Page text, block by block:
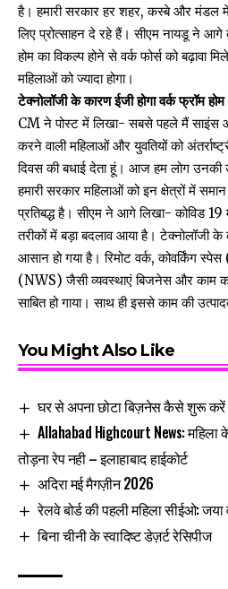
है। हमारी सरकार हर शहर, कस्बे और
लिए प्रोत्साहन दे रहे हैं। सीएम नायडू ने आगे
होम का विकल्प होने से वर्क फोर्स को बढ़ावा
महिलाओं को ज्यादा होगा।
टेक्नोलॉजी के कारण ईजी होगा वर्क फ्रॉम होम
CM ने पोस्ट में लिखा- सबसे पहले मैं साइंस
करने वाली महिलाओं और युवतियों को
दिवस की बधाई देता हूं। आज हम लोग उनकी
हमारी सरकार महिलाओं को इन क्षेत्रों में
प्रतिबद्ध है। सीएम ने आगे लिखा- कोविड 19
तरीकों में बड़ा बदलाव आया है। टेक्नोलॉजी के
आसान हो गया है। रिमोट वर्क, कोवर्किंग
(NWS) जैसी व्यवस्थाएं बिजनेस और काम
साबित हो गाया। साथ ही इससे काम की
You Might Also Like
घर से अपना छोटा बिज़नेस कैसे शुरू करें
Allahabad Highcourt News:
तोड़ना रेप नही – इलाहाबाद हाईकोर्ट
अदिरा मई मैगज़ीन 2026
रेलवे बोर्ड की पहली महिला सीईओ: जया
बिना चीनी के स्वादिष्ट डेज़र्ट रेसिपीज